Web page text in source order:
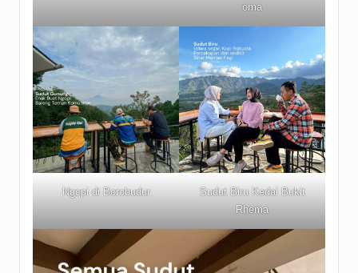
oma
Ngopi di Borobudur
Sudut Biru Kedai Bukit
Rhema